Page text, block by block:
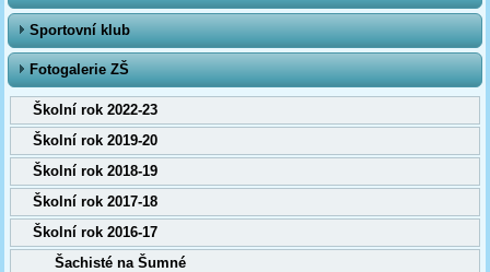
Sportovní klub
Fotogalerie ZŠ
Školní rok 2022-23
Školní rok 2019-20
Školní rok 2018-19
Školní rok 2017-18
Školní rok 2016-17
Šachisté na Šumné